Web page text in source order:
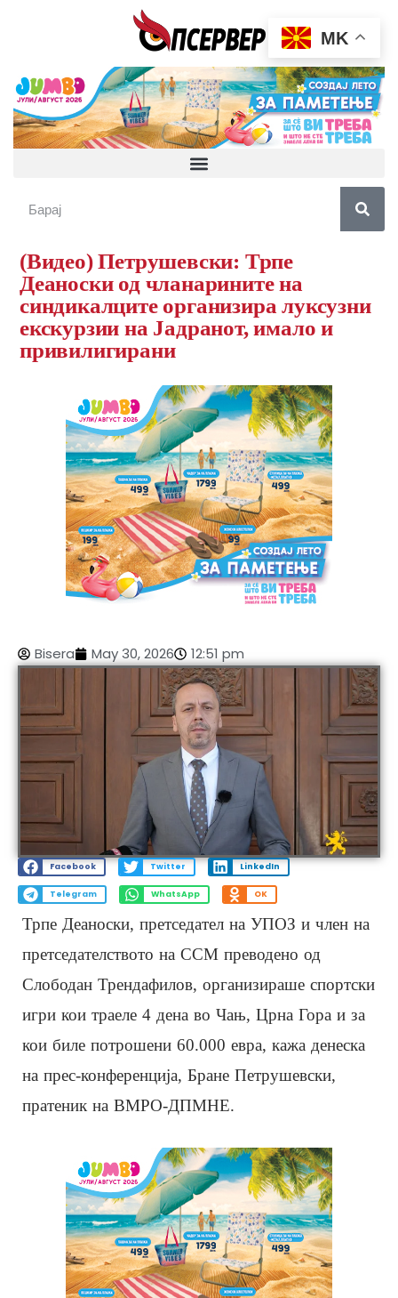
(Видео) Петрушевски: Трпе
Деаноски од чланарините на
синдикалците организира луксузни
екскурзии на Јадранот, имало и
привилигирани
Bisera May 30, 2026 12:51 pm
Facebook Twitter LinkedIn
Telegram WhatsApp OK
Трпе Деаноски, претседател на УПОЗ и член на
претседателството на ССМ преводено од
Слободан Трендафилов, организираше спортски
игри кои траеле 4 дена во Чањ, Црна Гора и за
кои биле потрошени 60.000 евра, кажа денеска
на прес-конференција, Бране Петрушевски,
пратеник на ВМРО-ДПМНЕ.
MK